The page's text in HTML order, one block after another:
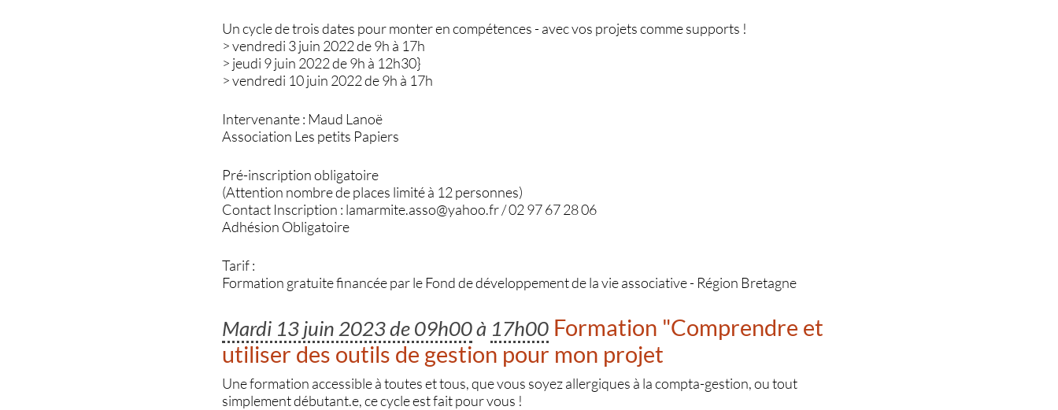
Un cycle de trois dates pour monter en compétences - avec vos projets comme supports !
> vendredi 3 juin 2022 de 9h à 17h
> jeudi 9 juin 2022 de 9h à 12h30}
> vendredi 10 juin 2022 de 9h à 17h
Intervenante : Maud Lanoë
Association Les petits Papiers
Pré-inscription obligatoire
(Attention nombre de places limité à 12 personnes)
Contact Inscription : lamarmite.asso@yahoo.fr / 02 97 67 28 06
Adhésion Obligatoire
Tarif :
Formation gratuite financée par le Fond de développement de la vie associative - Région Bretagne
Mardi 13 juin 2023 de 09h00à 17h00 Formation "Comprendre et
utiliser des outils de gestion pour mon projet
Une formation accessible à toutes et tous, que vous soyez allergiques à la compta-gestion, ou tout
simplement débutant.e, ce cycle est fait pour vous !